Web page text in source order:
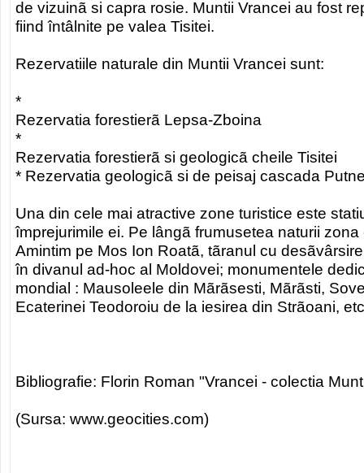
de vizuinã si capra rosie. Muntii Vrancei au fost
fiind întâlnite pe valea Tisitei.
Rezervatiile naturale din Muntii Vrancei sunt:
*
Rezervatia forestierã Lepsa-Zboina
*
Rezervatia forestierã si geologicã cheile Tisitei
* Rezervatia geologicã si de peisaj cascada
Una din cele mai atractive zone turistice este
împrejurimile ei. Pe lângã frumusetea naturii
Amintim pe Mos Ion Roatã, tãranul cu
în divanul ad-hoc al Moldovei; monumentele
mondial : Mausoleele din Mãrãsesti, Mãrãsti,
Ecaterinei Teodoroiu de la iesirea din Strãoani,
Bibliografie: Florin Roman "Vrancei - colectia
(Sursa: www.geocities.com)